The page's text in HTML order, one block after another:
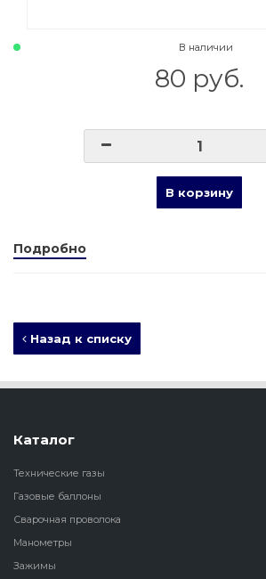
020 Сварочные посты
011 Круги
Товары маркетплейсов
В наличии
80 руб.
В корзину
Подробно
Назад к списку
Каталог
Технические газы
Газовые баллоны
Сварочная проволока
Манометры
Зажимы